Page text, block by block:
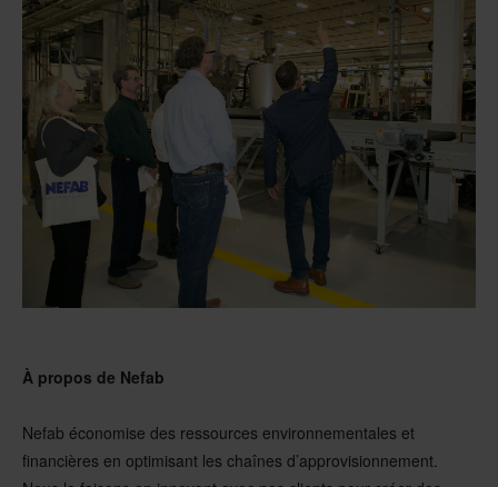
À propos de Nefab
Nefab économise des ressources environnementales et
financières en optimisant les chaînes d’approvisionnement.